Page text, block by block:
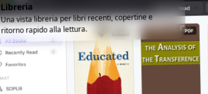
Libreria
Una vista libreria per libri recenti, copertine e
ritorno rapido alla lettura.